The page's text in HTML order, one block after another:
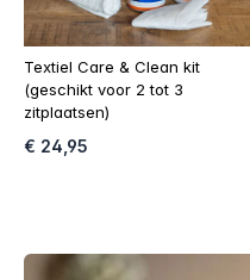
Textiel Care & Clean kit
(geschikt voor 2 tot 3
zitplaatsen)
€ 24,95